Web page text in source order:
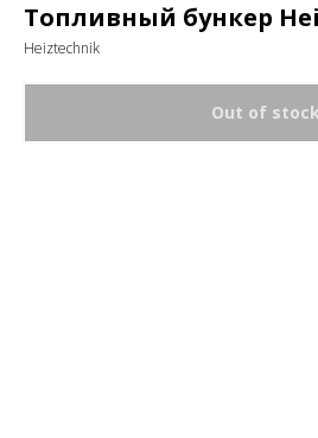
Топливный бункер
Heiztechnik
Out of stock